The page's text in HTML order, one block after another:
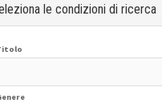
le condizioni di ricerca